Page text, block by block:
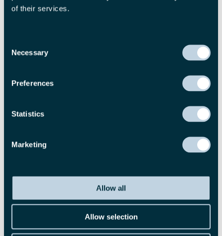
of their services.
Selection
Necessary
Preferences
Statistics
Marketing
Allow all
Allow selection
Af Sven Riskær, Direktør for Investeringsfonden for Østlandene,
Industrialiseringsfonden for Udviklingslandene, Investeringsfonden
for Vækstmarkeder
om optagelse i EU, glider de ud af Investeringsfonden for